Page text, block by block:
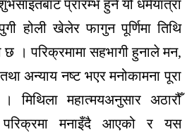
प्रारम्भ हुने यो धर्मयात्रा
होली खेलेर फागुन पूर्णिमा तिथि
छ । परिक्रमामा सहभागी हुनाले मन,
अन्याय नष्ट भएर मनोकामना पूरा
मिथिला महात्मयअनुसार अठारौँ
परिक्रमा मनाइँदै आएको र यस